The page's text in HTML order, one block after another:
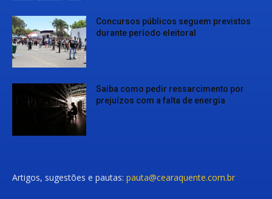
Concursos públicos seguem previstos
durante período eleitoral
Saiba como pedir ressarcimento por
prejuízos com a falta de energia
Artigos, sugestões e pautas: pauta@cearaquente.com.br